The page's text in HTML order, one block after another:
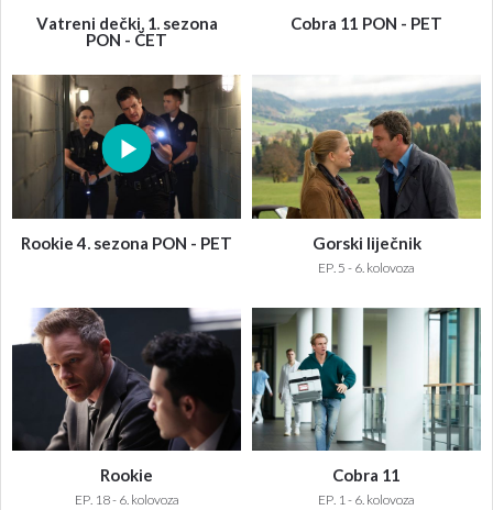
Vatreni dečki, 1. sezona
PON - ČET
Cobra 11 PON - PET
Rookie 4. sezona PON - PET Gorski liječnik
EP. 5 - 6. kolovoza
Rookie
EP. 18 - 6. kolovoza
Cobra 11
EP. 1 - 6. kolovoza